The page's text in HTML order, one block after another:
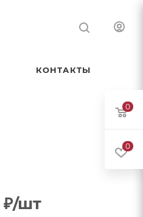
КОНТАКТЫ
₽/шт
0
0